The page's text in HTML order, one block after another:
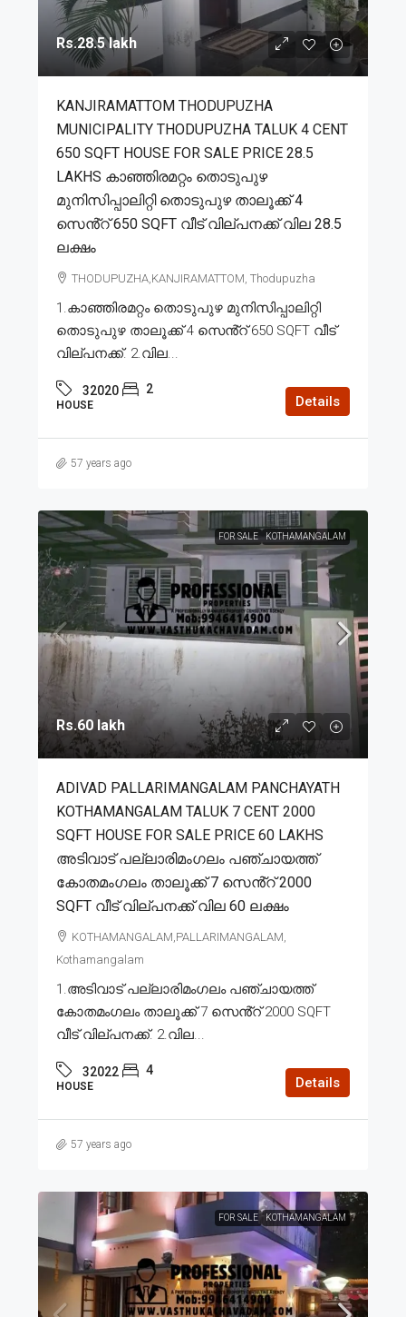
Rs.28.5 lakh
KANJIRAMATTOM THODUPUZHA
MUNICIPALITY THODUPUZHA TALUK 4 CENT
650 SQFT HOUSE FOR SALE PRICE 28.5
LAKHS കാഞ്ഞിരമറ്റം തൊടുപുഴ
മുനിസിപ്പാലിറ്റി തൊടുപുഴ താലൂക്ക് 4
സെൻ്റ് 650 SQFT വീട് വില്പനക്ക് വില 28.5
ലക്ഷം
THODUPUZHA,KANJIRAMATTOM, Thodupuzha
1.കാഞ്ഞിരമറ്റം തൊടുപുഴ മുനിസിപ്പാലിറ്റി
തൊടുപുഴ താലൂക്ക് 4 സെൻ്റ് 650 SQFT വീട്
വില്പനക്ക്. 2.വില...
32020 2
HOUSE Details
57 years ago
FOR SALE KOTHAMANGALAM
Rs.60 lakh
ADIVAD PALLARIMANGALAM PANCHAYATH
KOTHAMANGALAM TALUK 7 CENT 2000
SQFT HOUSE FOR SALE PRICE 60 LAKHS
അടിവാട് പല്ലാരിമംഗലം പഞ്ചായത്ത്
കോതമംഗലം താലൂക്ക് 7 സെൻ്റ് 2000
SQFT വീട് വില്പനക്ക് വില 60 ലക്ഷം
KOTHAMANGALAM,PALLARIMANGALAM,
Kothamangalam
1.അടിവാട് പല്ലാരിമംഗലം പഞ്ചായത്ത്
കോതമംഗലം താലൂക്ക് 7 സെൻ്റ് 2000 SQFT
വീട് വില്പനക്ക്. 2.വില...
32022 4
HOUSE Details
57 years ago
FOR SALE KOTHAMANGALAM